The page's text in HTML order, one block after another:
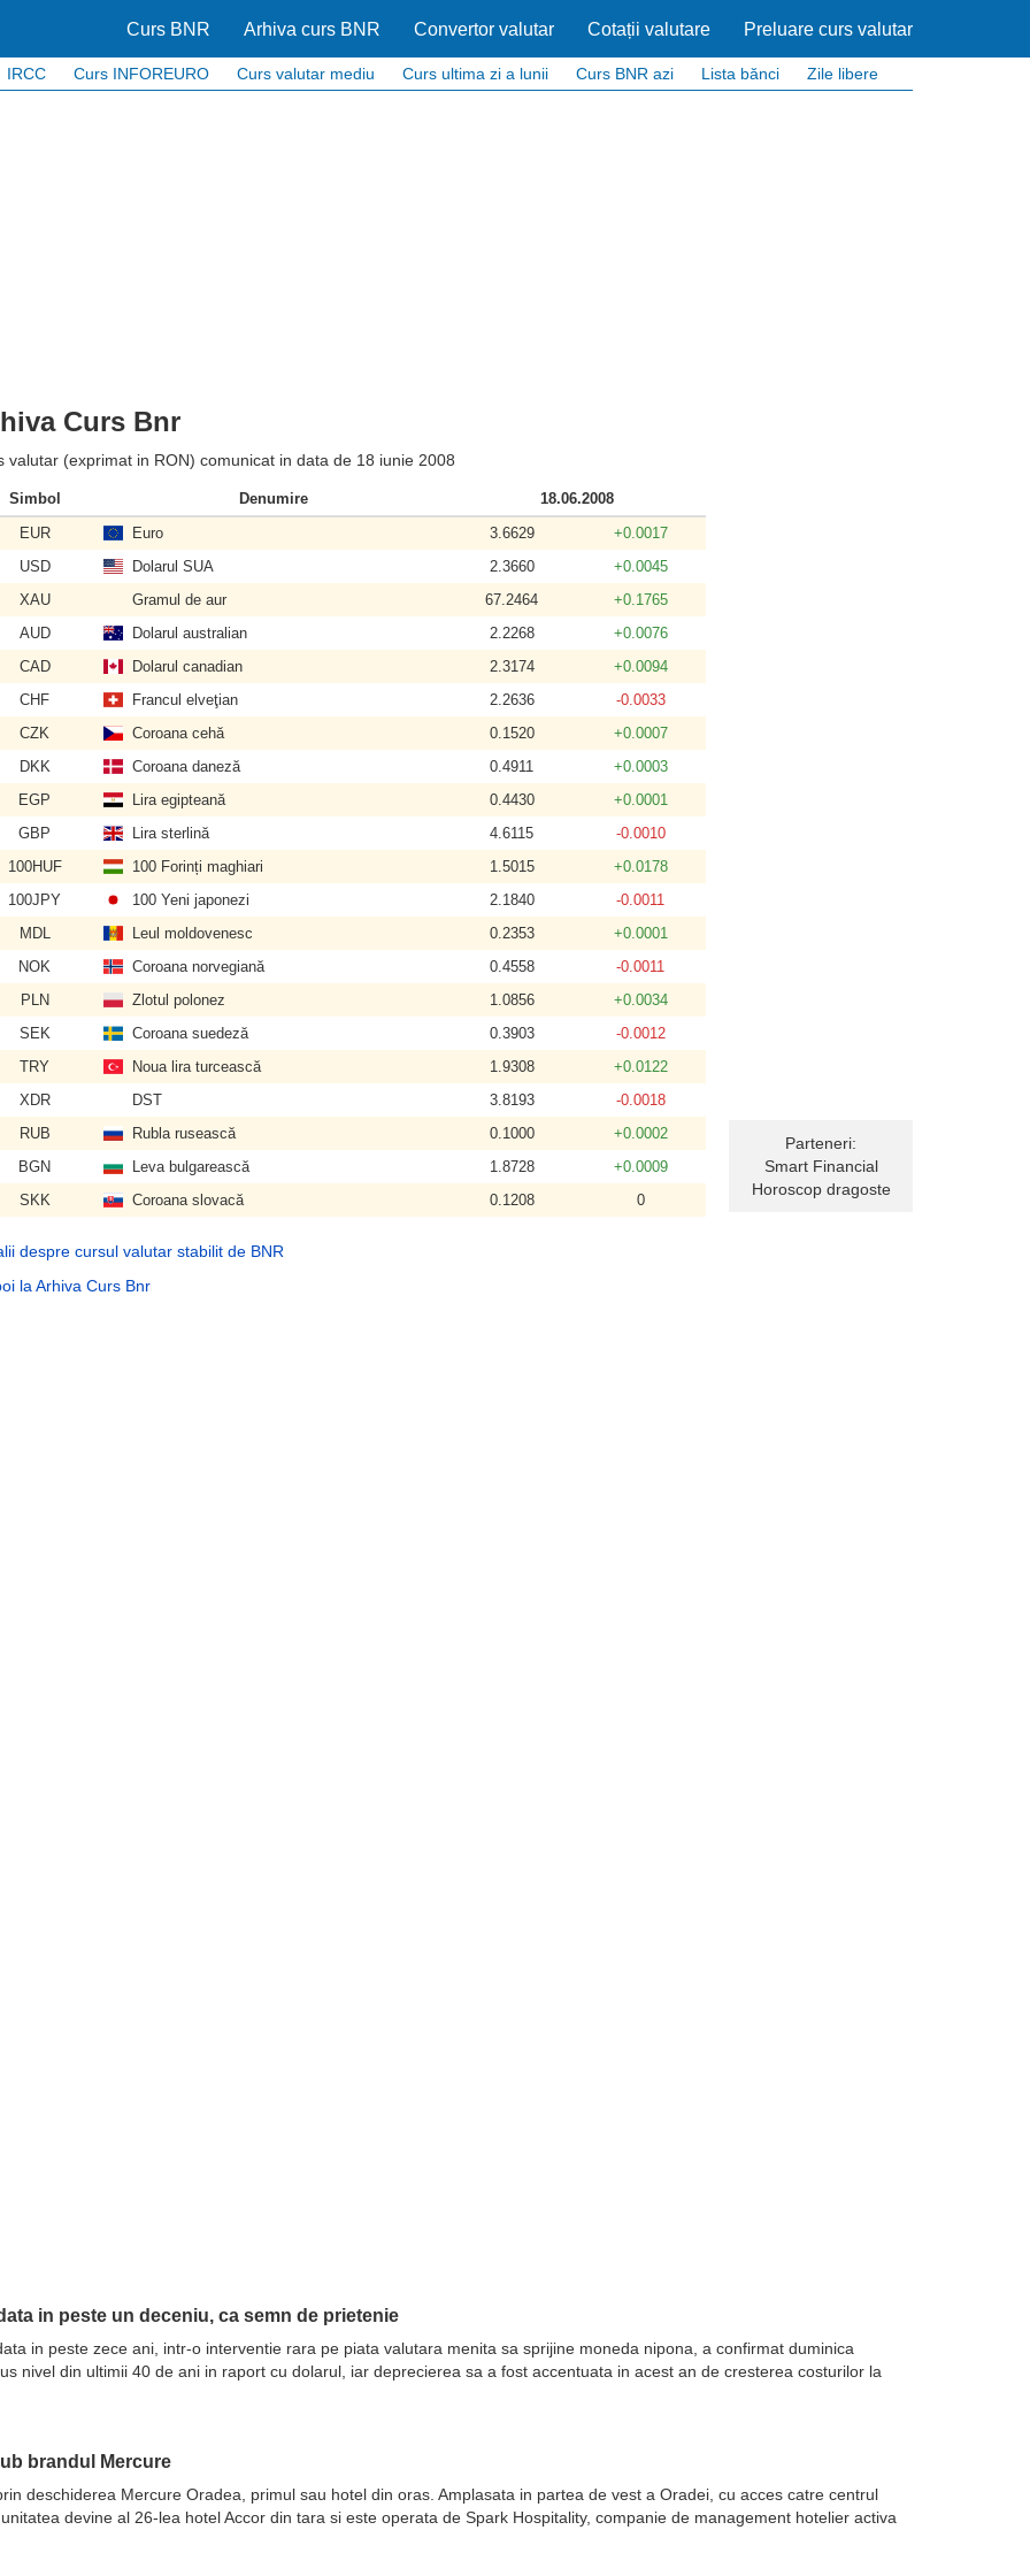
Curs BNR Arhiva curs BNR Convertor valutar Cotații valutare Preluare curs valutar
IRCC Curs INFOREURO Curs valutar mediu Curs ultima zi a lunii Curs BNR azi Lista bănci Zile libere
Curs Bnr
valutar (exprimat in RON) comunicat in data de 18 iunie 2008
Simbol Denumire
18.06.2008
EUR
Euro 3.6629
+0.0017
USD
Dolarul SUA 2.3660
+0.0045
XAU
Gramul de aur 67.2464
+0.1765
AUD
Dolarul australian 2.2268
+0.0076
CAD
Dolarul canadian 2.3174
+0.0094
CHF
Francul elveţian 2.2636
-0.0033
CZK
Coroana cehă 0.1520
+0.0007
DKK
Coroana daneză 0.4911
+0.0003
EGP
Lira egipteană 0.4430
+0.0001
GBP
Lira sterlină 4.6115
-0.0010
100HUF
100 Forinți maghiari 1.5015
+0.0178
100JPY
100 Yeni japonezi 2.1840
-0.0011
MDL
Leul moldovenesc 0.2353
+0.0001
NOK
Coroana norvegiană 0.4558
-0.0011
PLN
Zlotul polonez 1.0856
+0.0034
SEK
Coroana suedeză 0.3903
-0.0012
TRY
Noua lira turcească 1.9308
+0.0122
XDR
DST 3.8193
-0.0018
RUB
Rubla rusească 0.1000
+0.0002
BGN
Leva bulgarească 1.8728
+0.0009
SKK
Coroana slovacă 0.1208 0
despre cursul valutar stabilit de BNR
la Arhiva Curs Bnr
Parteneri:
Smart Financial
Horoscop dragoste
in peste un deceniu, ca semn de prietenie
in peste zece ani, intr-o interventie rara pe piata valutara menita sa sprijine moneda nipona, a confirmat duminica
nivel din ultimii 40 de ani in raport cu dolarul, iar deprecierea sa a fost accentuata in acest an de cresterea costurilor la
brandul Mercure
deschiderea Mercure Oradea, primul sau hotel din oras. Amplasata in partea de vest a Oradei, cu acces catre centrul
devine al 26-lea hotel Accor din tara si este operata de Spark Hospitality, companie de management hotelier activa